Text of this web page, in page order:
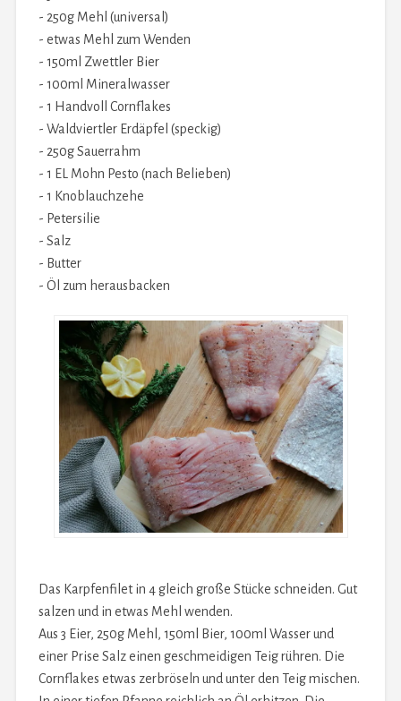
- 250g Mehl (universal)
- etwas Mehl zum Wenden
- 150ml Zwettler Bier
- 100ml Mineralwasser
- 1 Handvoll Cornflakes
- Waldviertler Erdäpfel (speckig)
- 250g Sauerrahm
- 1 EL Mohn Pesto (nach Belieben)
- 1 Knoblauchzehe
- Petersilie
- Salz
- Butter
- Öl zum herausbacken
Das Karpfenfilet in 4 gleich große Stücke schneiden. Gut
salzen und in etwas Mehl wenden.
Aus 3 Eier, 250g Mehl, 150ml Bier, 100ml Wasser und
einer Prise Salz einen geschmeidigen Teig rühren. Die
Cornflakes etwas zerbröseln und unter den Teig mischen.